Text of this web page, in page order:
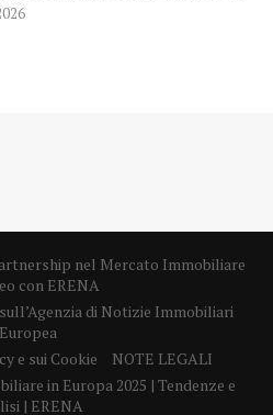
nel Mercato Immobiliare
con ERENA
di Notizie Immobiliari
Europea
e sui Cookie
NOTE LEGALI
in Europa 2025 | Tendenze e
| ERENA